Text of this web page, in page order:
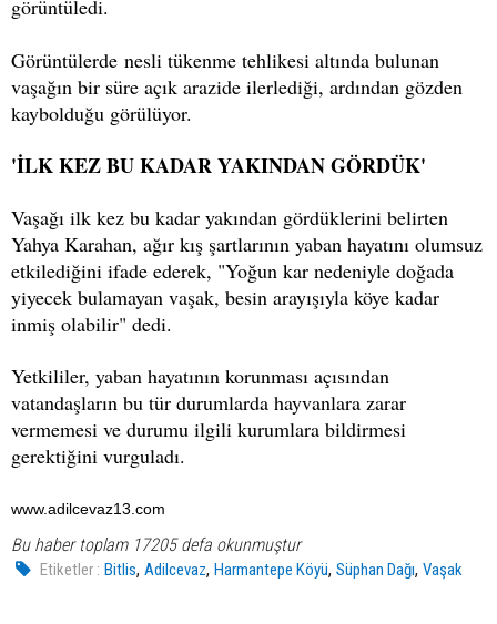
görüntüledi.
Görüntülerde nesli tükenme tehlikesi altında bulunan
vaşağın bir süre açık arazide ilerlediği, ardından gözden
kaybolduğu görülüyor.
'İLK KEZ BU KADAR YAKINDAN GÖRDÜK'
Vaşağı ilk kez bu kadar yakından gördüklerini belirten
Yahya Karahan, ağır kış şartlarının yaban hayatını olumsuz
etkilediğini ifade ederek, "Yoğun kar nedeniyle doğada
yiyecek bulamayan vaşak, besin arayışıyla köye kadar
inmiş olabilir" dedi.
Yetkililer, yaban hayatının korunması açısından
vatandaşların bu tür durumlarda hayvanlara zarar
vermemesi ve durumu ilgili kurumlara bildirmesi
gerektiğini vurguladı.
www.adilcevaz13.com
Bu haber toplam 17205 defa okunmuştur
Etiketler : Bitlis,Adilcevaz,Harmantepe Köyü,Süphan Dağı,Vaşak